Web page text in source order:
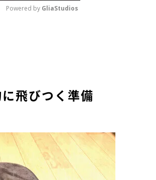
Powered by GliaStudios
飛びつく準備